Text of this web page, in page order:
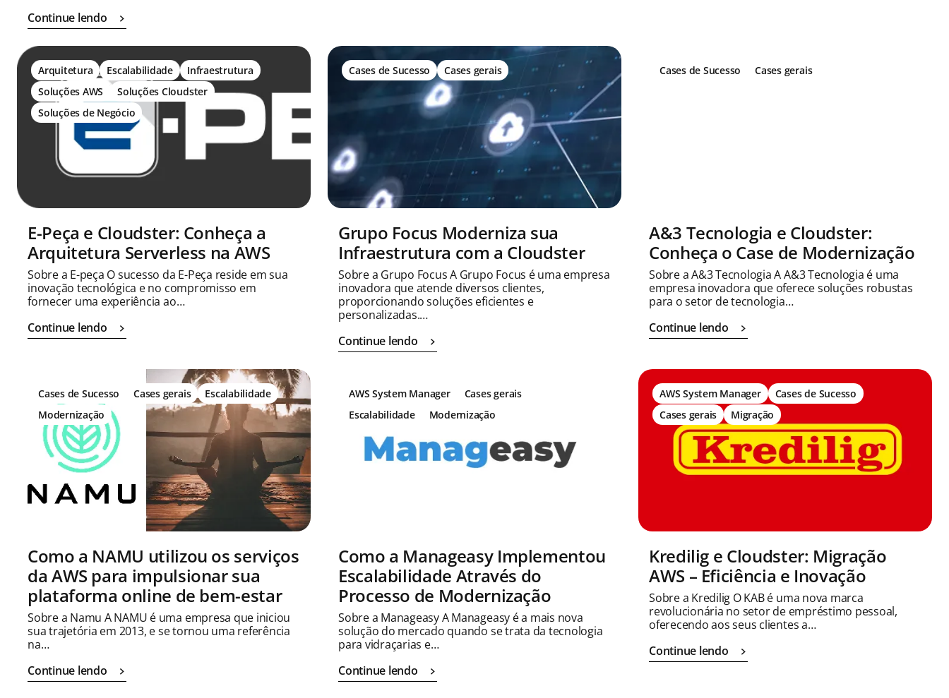
Continue lendo
Arquitetura Escalabilidade
Infraestrutura
Soluções AWS
Soluções Cloudster
Soluções de Negócio
E-Peça e Cloudster: Conheça a
Arquitetura Serverless na AWS
Sobre a E-peça O sucesso da E-Peça reside em sua
inovação tecnológica e no compromisso em
fornecer uma experiência ao…
Continue lendo
Cases de Sucesso Cases gerais
Grupo Focus Moderniza sua
Infraestrutura com a Cloudster
Sobre a Grupo Focus A Grupo Focus é uma empresa
inovadora que atende diversos clientes,
proporcionando soluções eficientes e
personalizadas.…
Continue lendo
Cases de Sucesso Cases gerais
A&3 Tecnologia e Cloudster:
Conheça o Case de Modernização
Sobre a A&3 Tecnologia A A&3 Tecnologia é uma
empresa inovadora que oferece soluções robustas
para o setor de tecnologia…
Continue lendo
Cases de Sucesso Cases gerais
Escalabilidade
Modernização
Como a NAMU utilizou os serviços
da AWS para impulsionar sua
plataforma online de bem-estar
Sobre a Namu A NAMU é uma empresa que iniciou
sua trajetória em 2013, e se tornou uma referência
na…
Continue lendo
AWS System Manager
Cases gerais
Escalabilidade
Modernização
Como a Manageasy Implementou
Escalabilidade Através do
Processo de Modernização
Sobre a Manageasy A Manageasy é a mais nova
solução do mercado quando se trata da tecnologia
para vidraçarias e…
Continue lendo
AWS System Manager
Cases de Sucesso
Cases gerais
Migração
Kredilig e Cloudster: Migração
AWS – Eficiência e Inovação
Sobre a Kredilig O KAB é uma nova marca
revolucionária no setor de empréstimo pessoal,
oferecendo aos seus clientes a…
Continue lendo